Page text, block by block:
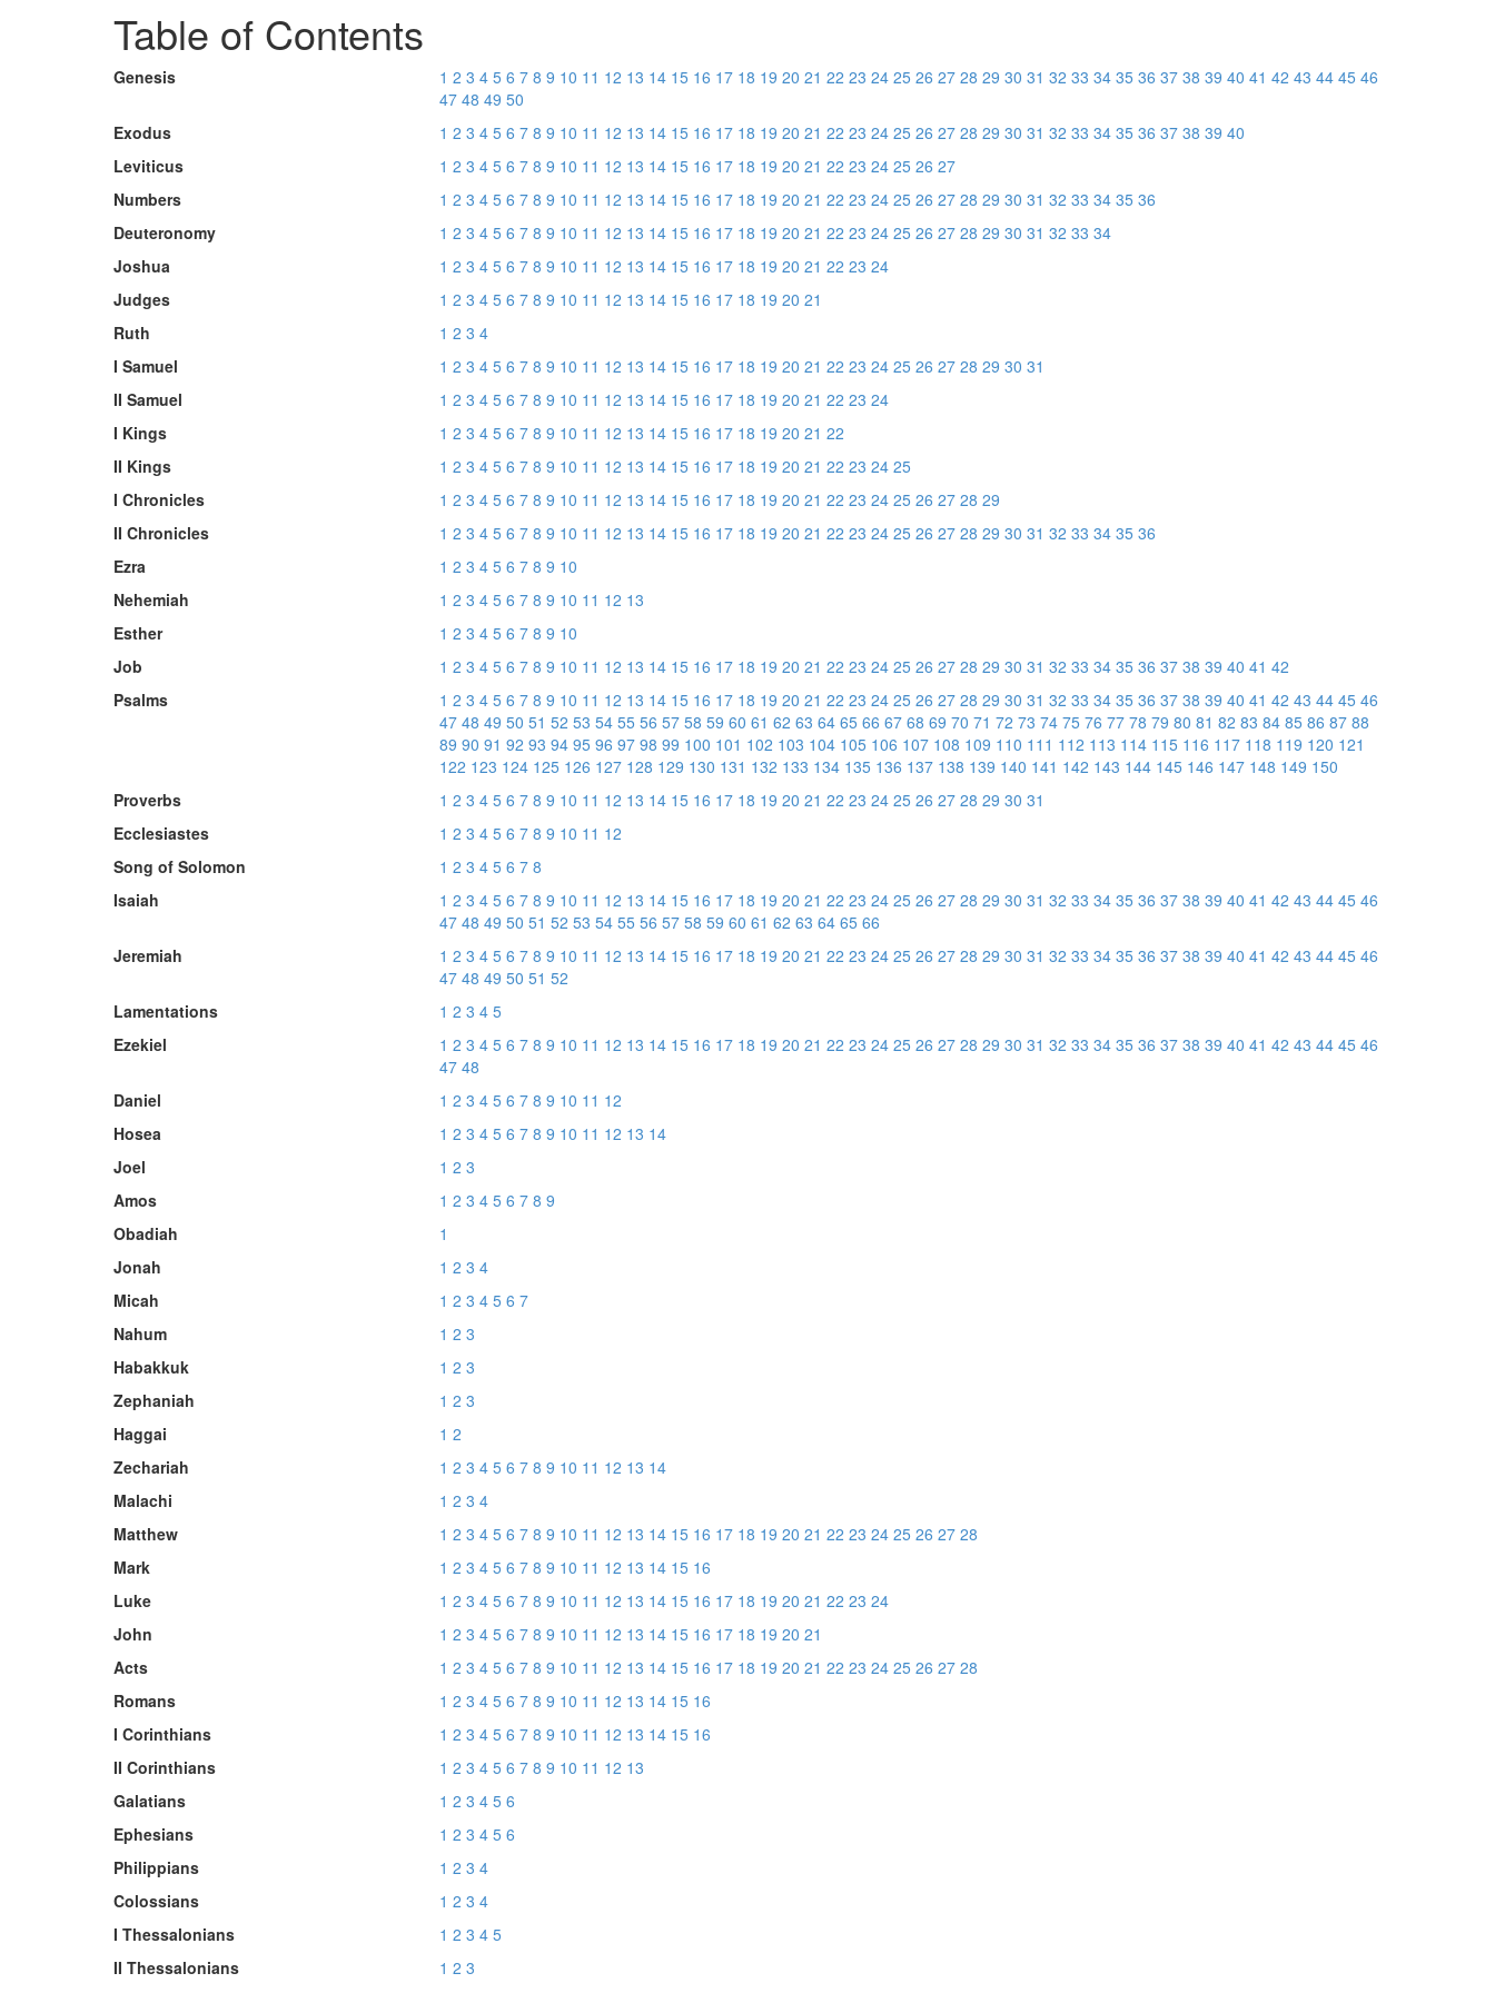
Table of Contents
Genesis 1 2 3 4 5 6 7 8 9 10 11 12 13 14 15 16 17 18 19 20 21 22 23 24 25 26 27 28 29 30 31 32 33 34 35 36 37 38 39 40 41 42 43 44 45 46
47 48 49 50
Exodus
1 2 3 4 5 6 7 8 9 10 11 12 13 14 15 16 17 18 19 20 21 22 23 24 25 26 27 28 29 30 31 32 33 34 35 36 37 38 39 40
Leviticus
1 2 3 4 5 6 7 8 9 10 11 12 13 14 15 16 17 18 19 20 21 22 23 24 25 26 27
Numbers
1 2 3 4 5 6 7 8 9 10 11 12 13 14 15 16 17 18 19 20 21 22 23 24 25 26 27 28 29 30 31 32 33 34 35 36
Deuteronomy
1 2 3 4 5 6 7 8 9 10 11 12 13 14 15 16 17 18 19 20 21 22 23 24 25 26 27 28 29 30 31 32 33 34
Joshua
1 2 3 4 5 6 7 8 9 10 11 12 13 14 15 16 17 18 19 20 21 22 23 24
Judges
1 2 3 4 5 6 7 8 9 10 11 12 13 14 15 16 17 18 19 20 21
Ruth
1 2 3 4
I Samuel
1 2 3 4 5 6 7 8 9 10 11 12 13 14 15 16 17 18 19 20 21 22 23 24 25 26 27 28 29 30 31
II Samuel
1 2 3 4 5 6 7 8 9 10 11 12 13 14 15 16 17 18 19 20 21 22 23 24
I Kings
1 2 3 4 5 6 7 8 9 10 11 12 13 14 15 16 17 18 19 20 21 22
II Kings
1 2 3 4 5 6 7 8 9 10 11 12 13 14 15 16 17 18 19 20 21 22 23 24 25
I Chronicles
1 2 3 4 5 6 7 8 9 10 11 12 13 14 15 16 17 18 19 20 21 22 23 24 25 26 27 28 29
II Chronicles
1 2 3 4 5 6 7 8 9 10 11 12 13 14 15 16 17 18 19 20 21 22 23 24 25 26 27 28 29 30 31 32 33 34 35 36
Ezra
1 2 3 4 5 6 7 8 9 10
Nehemiah
1 2 3 4 5 6 7 8 9 10 11 12 13
Esther
1 2 3 4 5 6 7 8 9 10
Job
1 2 3 4 5 6 7 8 9 10 11 12 13 14 15 16 17 18 19 20 21 22 23 24 25 26 27 28 29 30 31 32 33 34 35 36 37 38 39 40 41 42
Psalms
1 2 3 4 5 6 7 8 9 10 11 12 13 14 15 16 17 18 19 20 21 22 23 24 25 26 27 28 29 30 31 32 33 34 35 36 37 38 39 40 41 42 43 44 45 46
47 48 49 50 51 52 53 54 55 56 57 58 59 60 61 62 63 64 65 66 67 68 69 70 71 72 73 74 75 76 77 78 79 80 81 82 83 84 85 86 87 88
89 90 91 92 93 94 95 96 97 98 99 100 101 102 103 104 105 106 107 108 109 110 111 112 113 114 115 116 117 118 119 120 121
122 123 124 125 126 127 128 129 130 131 132 133 134 135 136 137 138 139 140 141 142 143 144 145 146 147 148 149 150
Proverbs
1 2 3 4 5 6 7 8 9 10 11 12 13 14 15 16 17 18 19 20 21 22 23 24 25 26 27 28 29 30 31
Ecclesiastes
1 2 3 4 5 6 7 8 9 10 11 12
Song of Solomon
1 2 3 4 5 6 7 8
Isaiah
1 2 3 4 5 6 7 8 9 10 11 12 13 14 15 16 17 18 19 20 21 22 23 24 25 26 27 28 29 30 31 32 33 34 35 36 37 38 39 40 41 42 43 44 45 46
47 48 49 50 51 52 53 54 55 56 57 58 59 60 61 62 63 64 65 66
Jeremiah
1 2 3 4 5 6 7 8 9 10 11 12 13 14 15 16 17 18 19 20 21 22 23 24 25 26 27 28 29 30 31 32 33 34 35 36 37 38 39 40 41 42 43 44 45 46
47 48 49 50 51 52
Lamentations
1 2 3 4 5
Ezekiel
1 2 3 4 5 6 7 8 9 10 11 12 13 14 15 16 17 18 19 20 21 22 23 24 25 26 27 28 29 30 31 32 33 34 35 36 37 38 39 40 41 42 43 44 45 46
47 48
Daniel
1 2 3 4 5 6 7 8 9 10 11 12
Hosea
1 2 3 4 5 6 7 8 9 10 11 12 13 14
Joel
1 2 3
Amos
1 2 3 4 5 6 7 8 9
Obadiah
1
Jonah
1 2 3 4
Micah
1 2 3 4 5 6 7
Nahum
1 2 3
Habakkuk
1 2 3
Zephaniah
1 2 3
Haggai
1 2
Zechariah
1 2 3 4 5 6 7 8 9 10 11 12 13 14
Malachi
1 2 3 4
Matthew
1 2 3 4 5 6 7 8 9 10 11 12 13 14 15 16 17 18 19 20 21 22 23 24 25 26 27 28
Mark
1 2 3 4 5 6 7 8 9 10 11 12 13 14 15 16
Luke
1 2 3 4 5 6 7 8 9 10 11 12 13 14 15 16 17 18 19 20 21 22 23 24
John
1 2 3 4 5 6 7 8 9 10 11 12 13 14 15 16 17 18 19 20 21
Acts
1 2 3 4 5 6 7 8 9 10 11 12 13 14 15 16 17 18 19 20 21 22 23 24 25 26 27 28
Romans
1 2 3 4 5 6 7 8 9 10 11 12 13 14 15 16
I Corinthians
1 2 3 4 5 6 7 8 9 10 11 12 13 14 15 16
II Corinthians
1 2 3 4 5 6 7 8 9 10 11 12 13
Galatians
1 2 3 4 5 6
Ephesians
1 2 3 4 5 6
Philippians
1 2 3 4
Colossians
1 2 3 4
I Thessalonians
1 2 3 4 5
II Thessalonians
1 2 3